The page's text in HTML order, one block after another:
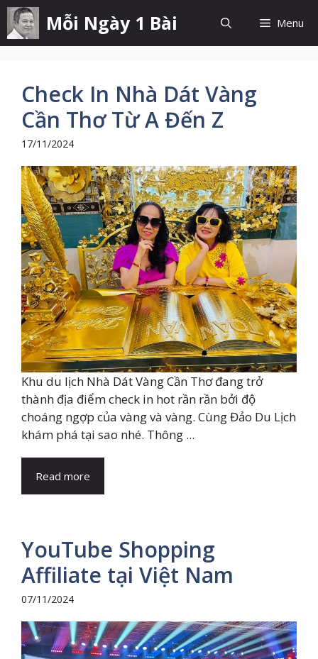
Chuyển
đến
nội
Mỗi Ngày 1 Bài Menu
Check In Nhà Dát Vàng
Cần Thơ Từ A Đến Z
17/11/2024
Khu du lịch Nhà Dát Vàng Cần Thơ đang trở
thành địa điểm check in hot rần rần bởi độ
choáng ngợp của vàng và vàng. Cùng Đảo Du Lịch
khám phá tại sao nhé. Thông ...
Read more
YouTube Shopping
Affiliate tại Việt Nam
07/11/2024